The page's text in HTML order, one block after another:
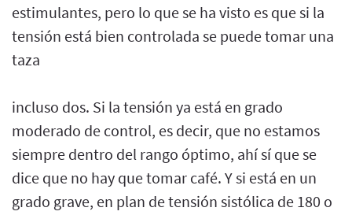
estimulantes, pero lo que se ha visto es que si la
tensión está bien controlada se puede tomar una
taza
incluso dos. Si la tensión ya está en grado
moderado de control, es decir, que no estamos
siempre dentro del rango óptimo, ahí sí que se
dice que no hay que tomar café. Y si está en un
grado grave, en plan de tensión sistólica de 180 o